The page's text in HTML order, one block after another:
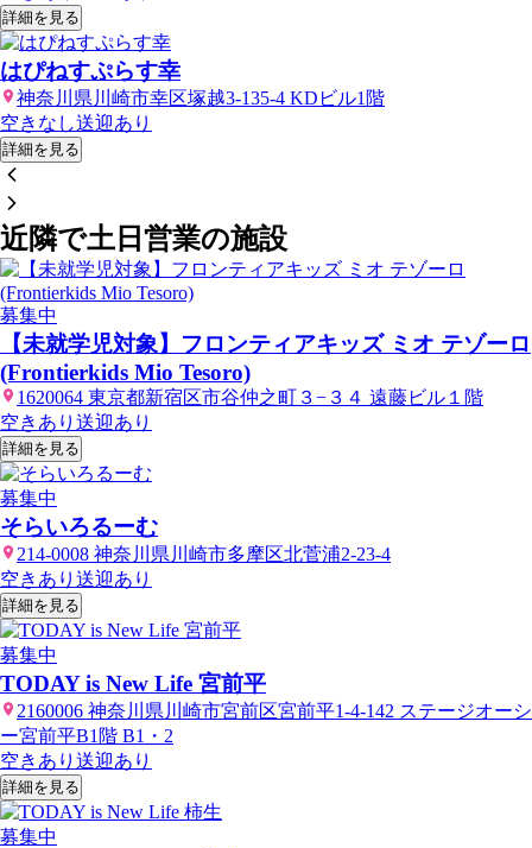
詳細を見る
はぴねすぷらす幸
神奈川県川崎市幸区塚越3-135-4 KDビル1階
空きなし送迎あり
詳細を見る
近隣で土日営業の施設
募集中
【未就学児対象】フロンティアキッズ ミオ テゾーロ
(Frontierkids Mio Tesoro)
1620064 東京都新宿区市谷仲之町３−３４ 遠藤ビル１階
空きあり 送迎あり
詳細を見る
募集中
そらいろるーむ
214-0008 神奈川県川崎市多摩区北菅浦2-23-4
空きあり 送迎あり
詳細を見る
募集中
TODAY is New Life 宮前平
2160006 神奈川県川崎市宮前区宮前平1-4-142 ステージオーシ
ー宮前平B1階 B1・2
空きあり 送迎あり
詳細を見る
募集中